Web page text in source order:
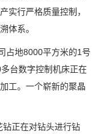
实行严格质量控制，
体系。
地8000平方米的1号
台数字控制机床正在
工。一个崭新的聚晶
正在对钻头进行钻